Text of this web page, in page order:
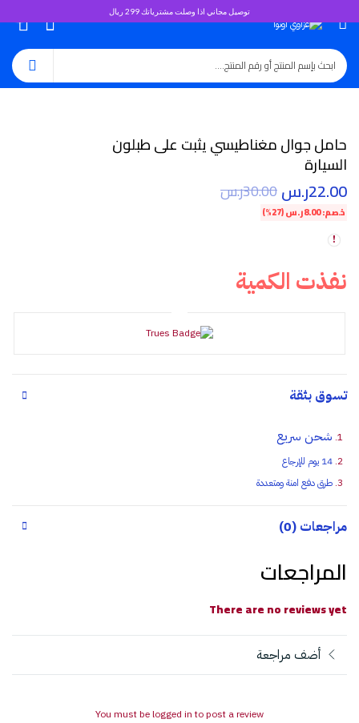
توصيل مجاني اذا وصلت مشترياتك 299 ريال
حامل جوال مغناطيسي يثبت على طبلون
السيارة
22.00ر.س30.00ر.س
خصم:8.00ر.س(27%)
نفذت الكمية
تسوق بثقة
شحن سريع
14 يوم للإرجاع
طرق دفع امنة ومتعددة
مراجعات (0)
المراجعات
There are no reviews yet
أضف مراجعة
You must be logged in to post a review